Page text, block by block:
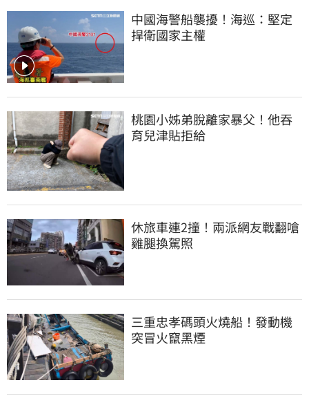
中國海警船襲擾！海巡：堅定
捍衛國家主權
桃園小姊弟脫離家暴父！他吞
育兒津貼拒給
休旅車連2撞！兩派網友戰翻嗆
雞腿換駕照
三重忠孝碼頭火燒船！發動機
突冒火竄黑煙